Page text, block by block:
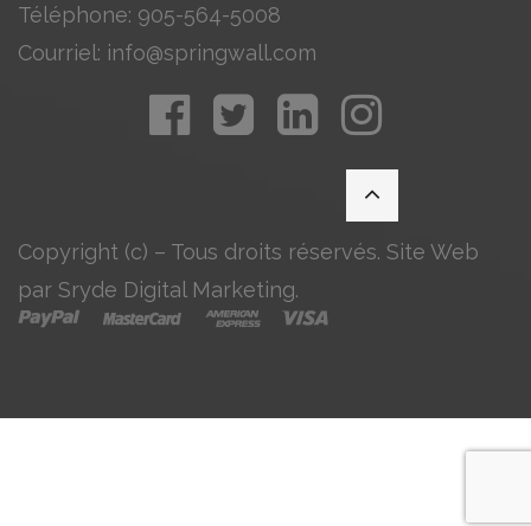
Téléphone: 905-564-5008
Courriel: info@springwall.com
Copyright (c) – Tous droits réservés. Site Web
par Sryde Digital Marketing.